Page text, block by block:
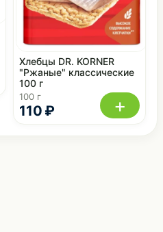
110 ₽
Хлебцы DR. KORNER
"Ржаные" классические
100 г
100 г +